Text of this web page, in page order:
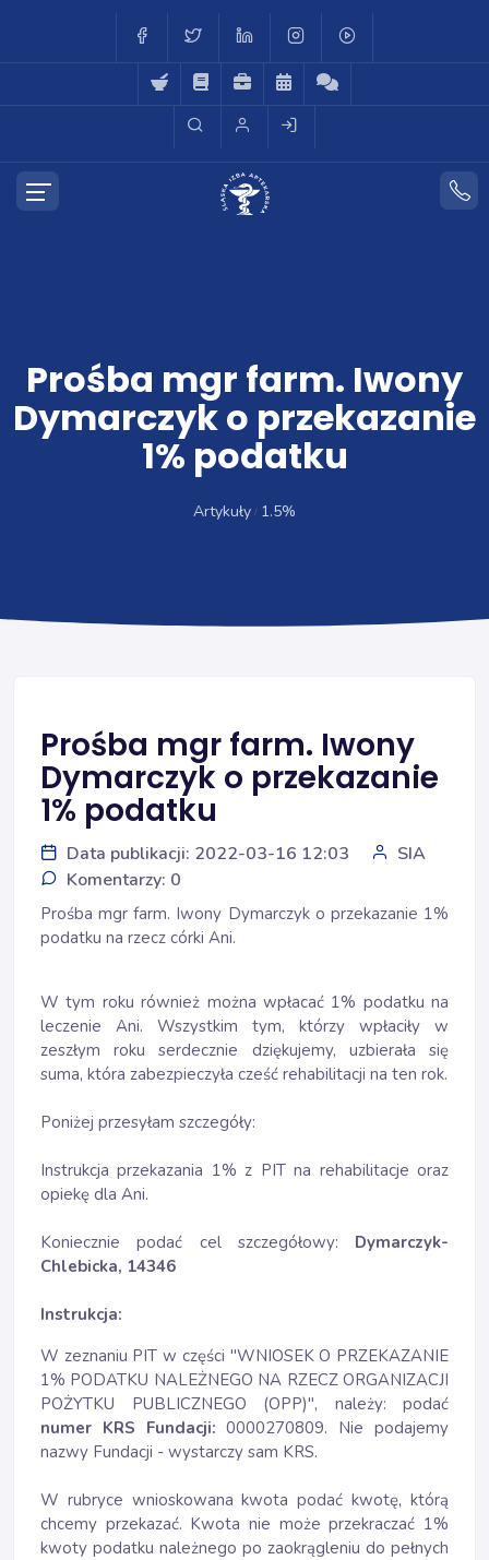
Prośba mgr farm. Iwony
Dymarczyk o przekazanie
1% podatku
Artykuły 1.5%
Prośba mgr farm. Iwony
Dymarczyk o przekazanie
1% podatku
Data publikacji: 2022-03-16 12:03
SIA
Komentarzy: 0
Prośba mgr farm. Iwony Dymarczyk o przekazanie 1%
podatku na rzecz córki Ani.
W tym roku również można wpłacać 1% podatku na
leczenie Ani. Wszystkim tym, którzy wpłaciły w
zeszłym roku serdecznie dziękujemy, uzbierała się
suma, która zabezpieczyła cześć rehabilitacji na ten rok.
Poniżej przesyłam szczegóły:
Instrukcja przekazania 1% z PIT na rehabilitacje oraz
opiekę dla Ani.
Koniecznie podać cel szczegółowy: Dymarczyk-
Chlebicka, 14346
Instrukcja:
W zeznaniu PIT w części "WNIOSEK O PRZEKAZANIE
1% PODATKU NALEŻNEGO NA RZECZ ORGANIZACJI
POŻYTKU PUBLICZNEGO (OPP)", należy: podać
numer KRS Fundacji: 0000270809. Nie podajemy
nazwy Fundacji - wystarczy sam KRS.
W rubryce wnioskowana kwota podać kwotę, którą
chcemy przekazać. Kwota nie może przekraczać 1%
kwoty podatku należnego po zaokrągleniu do pełnych